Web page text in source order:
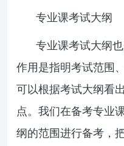
专业课考试大纲
专业课考试大纲
作用是指明考试范围
可以根据考试大纲看
点。我们在备考专业
纲的范围进行备考，